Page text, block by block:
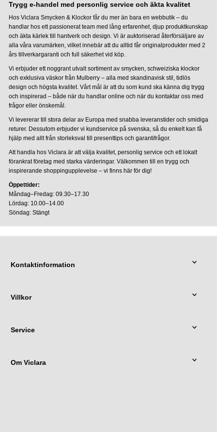
Trygg e-handel med personlig service och äkta kvalitet
Hos Viclara Smycken & Klockor får du mer än bara en webbutik – du
handlar hos ett passionerat team med lång erfarenhet, djup produktkunskap
och äkta kärlek till hantverk och design. Vi är auktoriserad återförsäljare av
alla våra varumärken, vilket innebär att du alltid får originalprodukter med 2
års tillverkargaranti och full säkerhet vid köp.
Vi erbjuder ett noggrant utvalt sortiment av smycken, schweiziska klockor
och exklusiva väskor från Mulberry – alla med skandinavisk stil, tidlös
design och högsta kvalitet. Vårt mål är att du som kund ska känna dig trygg
och inspirerad – både när du handlar online och när du kontaktar oss med
frågor eller önskemål.
Vi levererar till stora delar av Europa med snabba leveranstider och smidiga
returer. Dessutom erbjuder vi kundservice på svenska, så du enkelt kan få
hjälp med allt från storleksval till presenttips och garantifrågor.
Att handla hos Viclara är att välja kvalitet, personlig service och ett lokalt
förankrat företag med starka värderingar. Välkommen till en trygg och
inspirerande shoppingupplevelse – vi finns här för dig!
Öppettider:
Måndag–Fredag: 09.30–17.30
Lördag: 10.00–14.00
Söndag: Stängt
Kontaktinformation
Villkor
Service
Om Viclara